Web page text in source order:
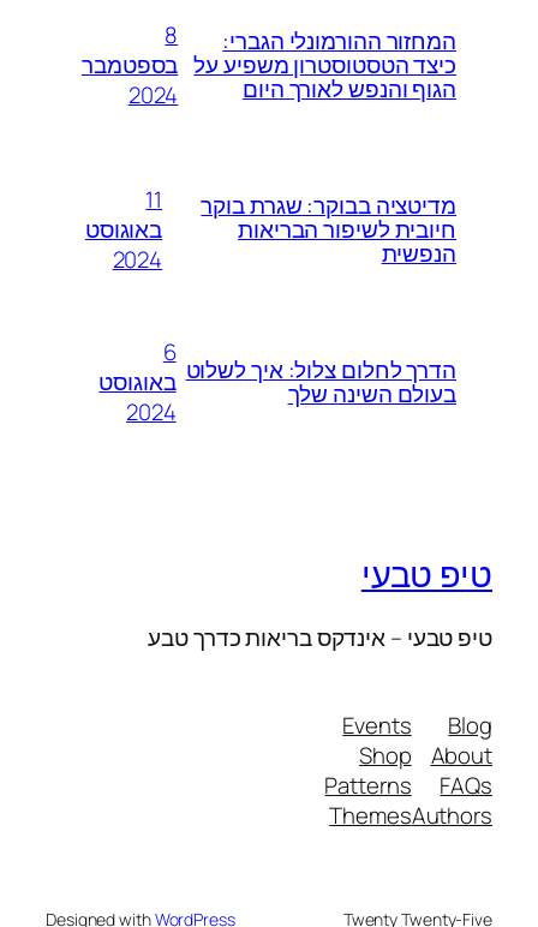
המחזור ההורמונלי הגברי:
כיצד הטסטוסטרון משפיע על
הגוף והנפש לאורך היום
8
בספטמבר
2024
מדיטציה בבוקר: שגרת בוקר
חיובית לשיפור הבריאות
הנפשית
11
באוגוסט
2024
הדרך לחלום צלול: איך לשלוט
בעולם השינה שלך
6
באוגוסט
2024
טיפ טבעי
טיפ טבעי – אינדקס בריאות כדרך טבע
Blog
About
FAQs
Authors
Events
Shop
Patterns
Themes
Twenty Twenty-Five
Designed withWordPress